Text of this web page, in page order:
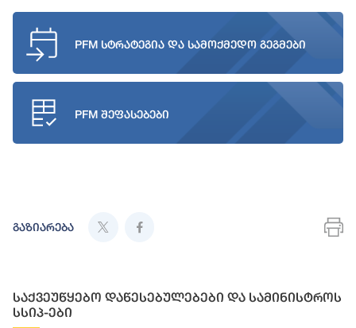
PFM სტრატეგია და სამოქმედო გეგმები
PFM შეფასებები
გაზიარება
საქვეუწყებო დაწესებულებები და სამინისტროს
სსიპ-ები